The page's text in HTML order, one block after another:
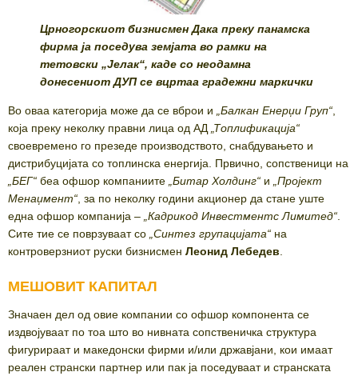
Црногорскиот бизнисмен Дака преку панамска
фирма ја поседува земјата во рамки на
тетовски „Јелак“, каде со неодамна
донесениот ДУП се вцртаа градежни маркички
Во оваа категорија може да се вброи и Балкан Енерџи Груп“
која преку неколку правни лица од АД Топлификација“
своевремено го презеде производството, снабдувањето и
дистрибуцијата со топлинска енергија. Првично, сопственици на
БЕГ“ беа офшор компаниите Битар Холдинг“ и
Пројект
Менаџмент“ , за по неколку години акционер да стане уште
една офшор компанија – Кадрикод Инвестментс Лимитед“
Сите тие се поврзуваат со Синтез групацијата“ на
контроверзниот руски бизнисмен Леонид Лебедев
МЕШОВИТ КАПИТАЛ
Значаен дел од овие компании со офшор компонента се
издвојуваат по тоа што во нивната сопственичка структура
фигурираат и македонски фирми и/или државјани, кои имаат
реален странски партнер или пак ја поседуваат и странската